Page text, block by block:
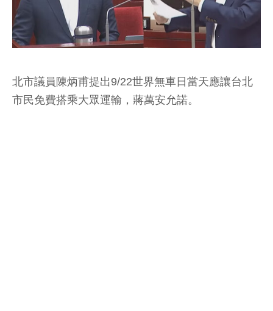
北市議員陳炳甫提出9/22世界無車日當天應讓台北
市民免費搭乘大眾運輸，蔣萬安允諾。